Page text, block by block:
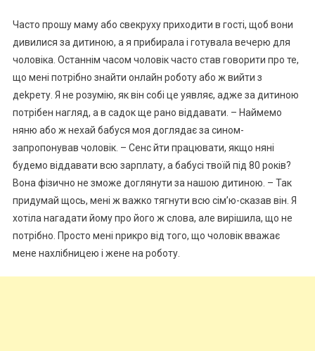
Часто прошу маму або свекруху приходити в гості, щоб вони
дивилися за дитиною, а я прибирала і готувала вечерю для
чоловіка. Останнім часом чоловік часто став говорити про те,
що мені потрібно знайти онлайн роботу або ж вийти з
деkрету. Я не розумію, як він собі це уявляє, адже за дитиною
потрібен нагляд, а в садок ще рано віддавати. – Наймемо
няню або ж нехай бабуся моя доглядає за сином-
запропонував чоловік. – Сенс йти працювати, якщо няні
будемо віддавати всю зарплату, а бабусі твоїй під 80 років?
Вона фізично не зможе доглянути за нашою дитиною. – Так
придумай щось, мені ж важко тягнути всю сім’ю-сказав він. Я
хотіла нагадати йому про його ж слова, але вирішила, що не
потрібно. Просто мені nрикро від того, що чоловік вважає
мене нахлібницею і жене на роботу.